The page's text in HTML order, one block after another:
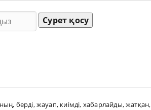
Сурет қосу
, берді,жауап, киімді, хабарлайды,жатқан,